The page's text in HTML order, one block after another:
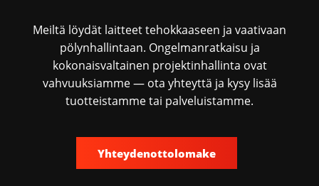
Meiltä löydät laitteet tehokkaaseen ja vaativaan
pölynhallintaan. Ongelmanratkaisu ja
kokonaisvaltainen projektinhallinta ovat
vahvuuksiamme — ota yhteyttä ja kysy lisää
tuotteistamme tai palveluistamme.
Yhteydenottolomake